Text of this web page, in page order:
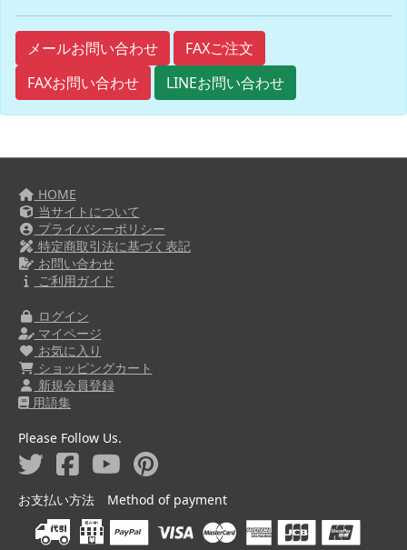
メールお問い合わせ
FAXご注文
FAXお問い合わせ
LINEお問い合わせ
HOME
当サイトについて
プライバシーポリシー
特定商取引法に基づく表記
お問い合わせ
ご利用ガイド
ログイン
マイページ
お気に入り
ショッピングカート
新規会員登録
用語集
Please Follow Us.
お支払い方法 Method of payment